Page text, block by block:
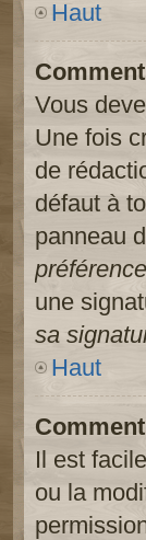
Haut
Vous
Une fois
de
défaut à
panneau
une
sa
Haut
Il est
ou la